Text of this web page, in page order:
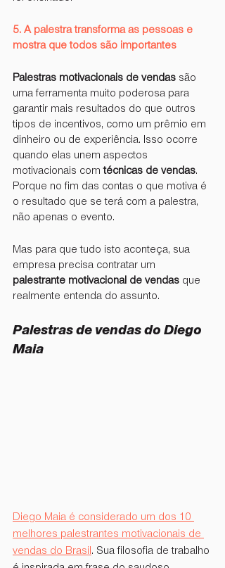
5. A palestra transforma as pessoas e
mostra que todos são importantes
Palestras motivacionais de vendas são
uma ferramenta muito poderosa para
garantir mais resultados do que outros
tipos de incentivos, como um prêmio em
dinheiro ou de experiência. Isso ocorre
quando elas unem aspectos
motivacionais com técnicas de vendas.
Porque no fim das contas o que motiva é
o resultado que se terá com a palestra,
não apenas o evento.
Mas para que tudo isto aconteça, sua
empresa precisa contratar um
palestrante motivacional de vendas que
realmente entenda do assunto.
Palestras de vendas do Diego
Maia
Diego Maia é considerado um dos 10
melhores palestrantes motivacionais de
vendas do Brasil . Sua filosofia de trabalho